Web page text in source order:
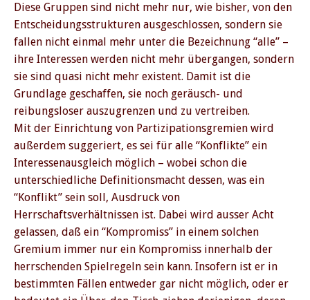
Diese Gruppen sind nicht mehr nur, wie bisher, von den
Entscheidungsstrukturen ausgeschlossen, sondern sie
fallen nicht einmal mehr unter die Bezeichnung “alle” –
ihre Interessen werden nicht mehr übergangen, sondern
sie sind quasi nicht mehr existent. Damit ist die
Grundlage geschaffen, sie noch geräusch- und
reibungsloser auszugrenzen und zu vertreiben.
Mit der Einrichtung von Partizipationsgremien wird
außerdem suggeriert, es sei für alle “Konflikte” ein
Interessenausgleich möglich – wobei schon die
unterschiedliche Definitionsmacht dessen, was ein
“Konflikt” sein soll, Ausdruck von
Herrschaftsverhältnissen ist. Dabei wird ausser Acht
gelassen, daß ein “Kompromiss” in einem solchen
Gremium immer nur ein Kompromiss innerhalb der
herrschenden Spielregeln sein kann. Insofern ist er in
bestimmten Fällen entweder gar nicht möglich, oder er